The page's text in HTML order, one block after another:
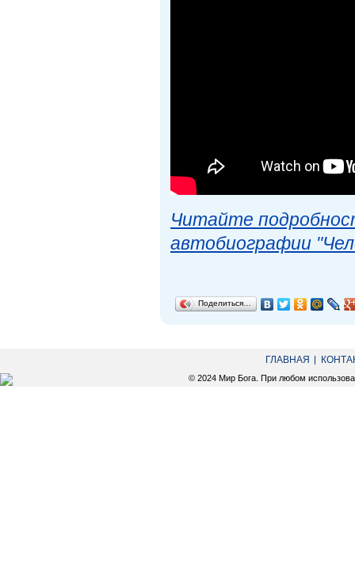
Читайте
автобиографии
Поделиться…
ГЛАВНАЯ
© 2024 Мир Бога. При любом